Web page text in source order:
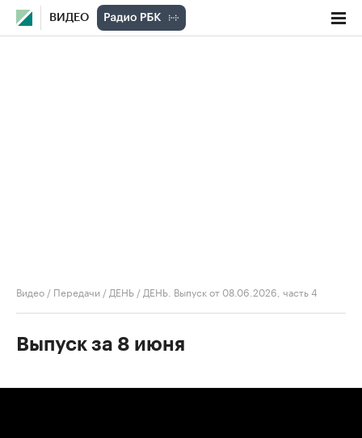
ВИДЕО
Видео / Передачи / ДЕНЬ / ДЕНЬ. Выпуск от 08.06.2026, часть 4
Выпуск за 8 июня